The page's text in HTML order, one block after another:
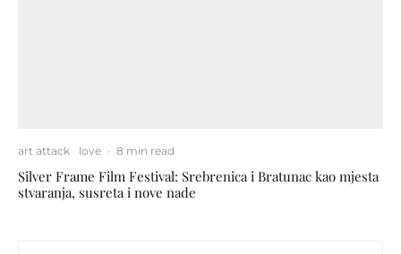
art attack love · 8 min read
Silver Frame Film Festival: Srebrenica i Bratunac kao mjesta
stvaranja, susreta i nove nade